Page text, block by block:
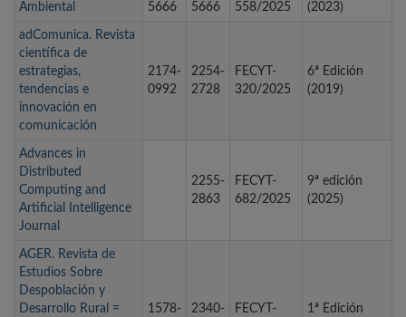
Ambiental
5666
5666
558/2025
(2023)
adComunica. Revista
científica de
estrategias,
tendencias e
innovación en
comunicación
2174-
0992
2254-
2728
FECYT-
320/2025
6ª Edición
(2019)
Advances in
Distributed
Computing and
Artificial Intelligence
Journal
2255-
2863
FECYT-
682/2025
9ª edición
(2025)
AGER. Revista de
Estudios Sobre
Despoblación y
Desarrollo Rural =
1578-
2340-
FECYT-
1ª Edición